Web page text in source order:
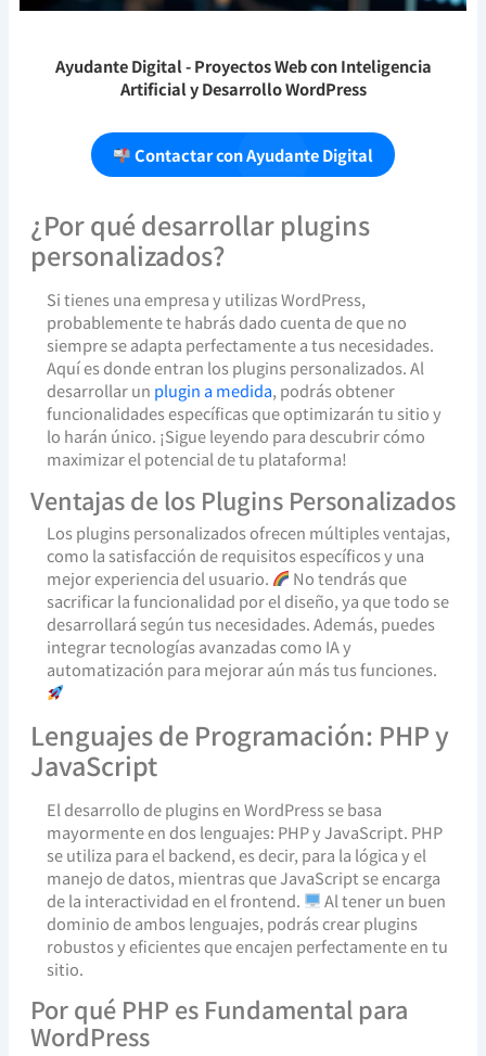
Ayudante Digital- Proyectos Web con Inteligencia
Artificial y Desarrollo WordPress
Contactar con Ayudante Digital
¿Por qué desarrollar plugins
personalizados?
Si tienes una empresa y utilizas WordPress,
probablemente te habrás dado cuenta de que no
siempre se adapta perfectamente a tus necesidades.
Aquí es donde entran los plugins personalizados. Al
desarrollar un plugin a medida, podrás obtener
funcionalidades específicas que optimizarán tu sitio y
lo harán único. ¡Sigue leyendo para descubrir cómo
maximizar el potencial de tu plataforma!
Ventajas de los Plugins Personalizados
Los plugins personalizados ofrecen múltiples ventajas,
como la satisfacción de requisitos específicos y una
mejor experiencia del usuario.
No tendrás que
sacrificar la funcionalidad por el diseño, ya que todo se
desarrollará según tus necesidades. Además, puedes
integrar tecnologías avanzadas como IA y
automatización para mejorar aún más tus funciones.
Lenguajes de Programación: PHP y
JavaScript
El desarrollo de plugins en WordPress se basa
mayormente en dos lenguajes: PHP y JavaScript. PHP
se utiliza para el backend, es decir, para la lógica y el
manejo de datos, mientras que JavaScript se encarga
de la interactividad en el frontend.
Al tener un buen
dominio de ambos lenguajes, podrás crear plugins
robustos y eficientes que encajen perfectamente en tu
sitio.
Por qué PHP es Fundamental para
WordPress